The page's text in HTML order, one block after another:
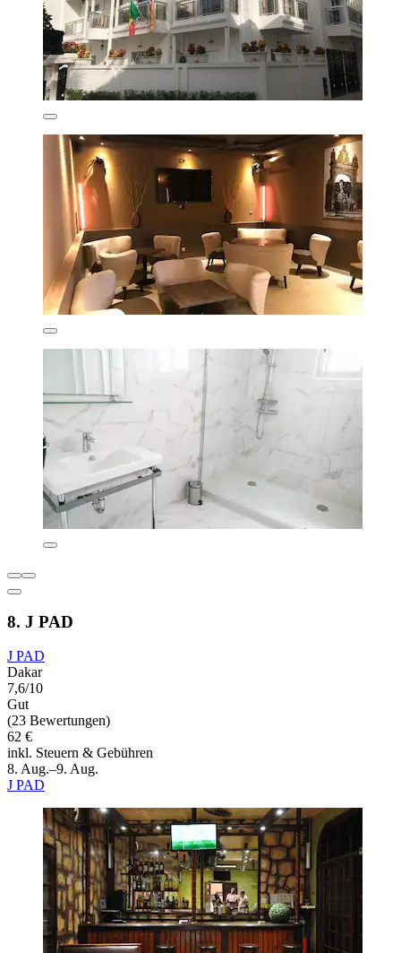
8. J PAD
J PAD
Dakar
7,6/10
Gut
(23 Bewertungen)
62 €
inkl. Steuern & Gebühren
8. Aug.–9. Aug.
J PAD